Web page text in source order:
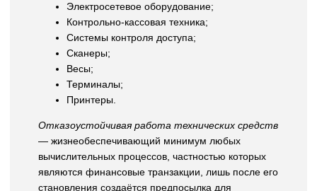
Электросетевое оборудование;
Контрольно-кассовая техника;
Системы контроля доступа;
Сканеры;
Весы;
Терминалы;
Принтеры.
Отказоустойчивая работа технических средств
— жизнеобеспечивающий минимум любых
вычислительных процессов, частностью которых
являются финансовые транзакции, лишь после его
становления создаётся предпосылка для